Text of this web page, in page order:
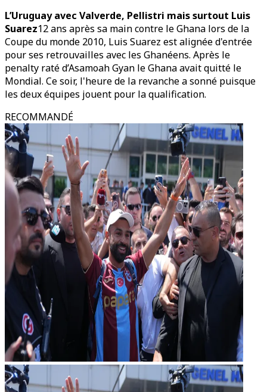
L’Uruguay avec Valverde, Pellistri mais surtout Luis
Suarez12 ans après sa main contre le Ghana lors de la
Coupe du monde 2010, Luis Suarez est alignée d'entrée
pour ses retrouvailles avec les Ghanéens. Après le
penalty raté d’Asamoah Gyan le Ghana avait quitté le
Mondial. Ce soir, l'heure de la revanche a sonné puisque
les deux équipes jouent pour la qualification.
RECOMMANDÉ